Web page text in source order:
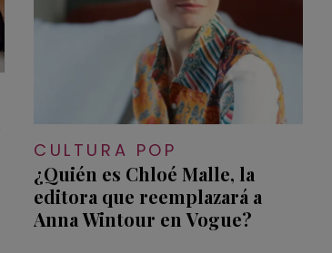
CULTURA POP
¿Quién es Chloé Malle, la
editora que reemplazará a
Anna Wintour en Vogue?